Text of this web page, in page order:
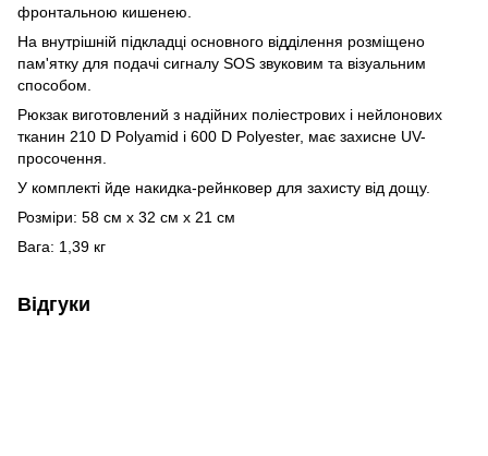
фронтальною кишенею.
На внутрішній підкладці основного відділення розміщено
пам'ятку для подачі сигналу SOS звуковим та візуальним
способом.
Рюкзак виготовлений з надійних поліестрових і нейлонових
тканин 210 D Polyamid і 600 D Polyester, має захисне UV-
просочення.
У комплекті йде накидка-рейнковер для захисту від дощу.
Розміри: 58 ​​см x 32 см x 21 см
Вага: 1,39 кг
Відгуки